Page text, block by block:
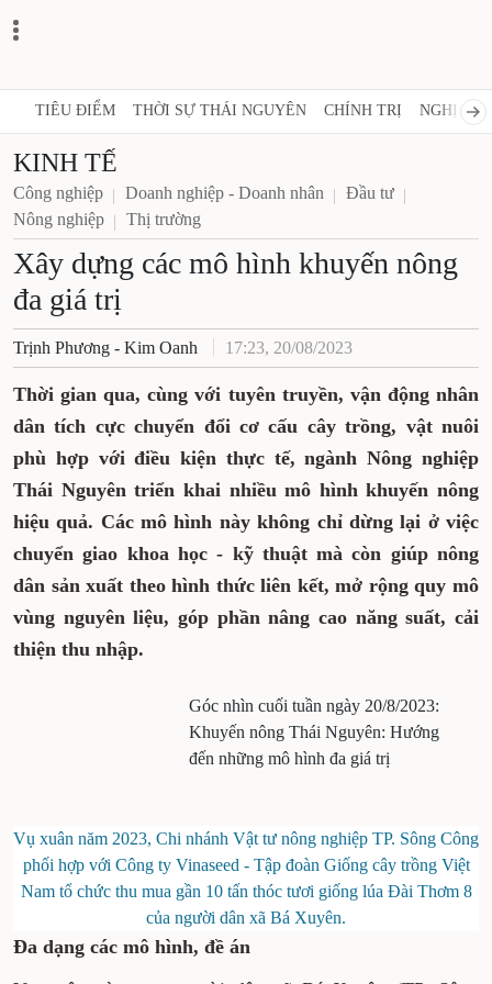
TIÊU ĐIỂM THỜI SỰ THÁI NGUYÊN CHÍNH TRỊ NGHỊ
KINH TẾ
Công nghiệp Doanh nghiệp - Doanh nhân
Đầu tư
Nông nghiệp
Thị trường
Xây dựng các mô hình khuyến nông
đa giá trị
Trịnh Phương - Kim Oanh 17:23, 20/08/2023
Thời gian qua, cùng với tuyên truyền, vận động nhân
dân tích cực chuyển đổi cơ cấu cây trồng, vật nuôi
phù hợp với điều kiện thực tế, ngành Nông nghiệp
Thái Nguyên triển khai nhiều mô hình khuyến nông
hiệu quả. Các mô hình này không chỉ dừng lại ở việc
chuyển giao khoa học - kỹ thuật mà còn giúp nông
dân sản xuất theo hình thức liên kết, mở rộng quy mô
vùng nguyên liệu, góp phần nâng cao năng suất, cải
thiện thu nhập.
Góc nhìn cuối tuần ngày 20/8/2023:
Khuyến nông Thái Nguyên: Hướng
đến những mô hình đa giá trị
Vụ xuân năm 2023, Chi nhánh Vật tư nông nghiệp TP. Sông Công
phối hợp với Công ty Vinaseed - Tập đoàn Giống cây trồng Việt
Nam tổ chức thu mua gần 10 tấn thóc tươi giống lúa Đài Thơm 8
của người dân xã Bá Xuyên.
Đa dạng các mô hình, đề án